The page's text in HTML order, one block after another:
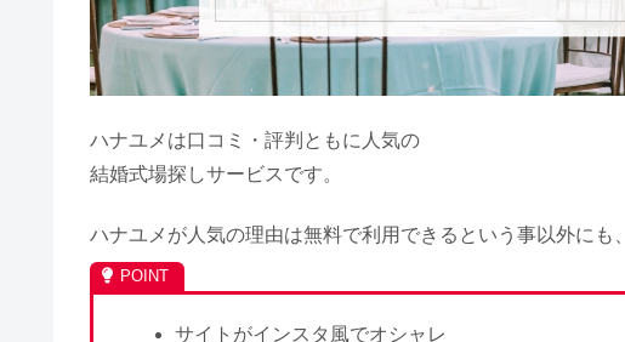
ハナユメは口コミ・評判ともに人気の
結婚式場探しサービスです。
ハナユメが人気の理由は無料で利用できるという事以外にも、
サイトがインスタ風でオシャレ